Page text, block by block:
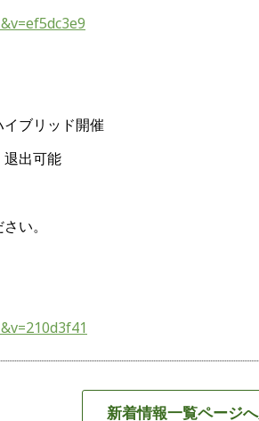
ブリッド開催
出可能
い。
新着情報一覧ページ